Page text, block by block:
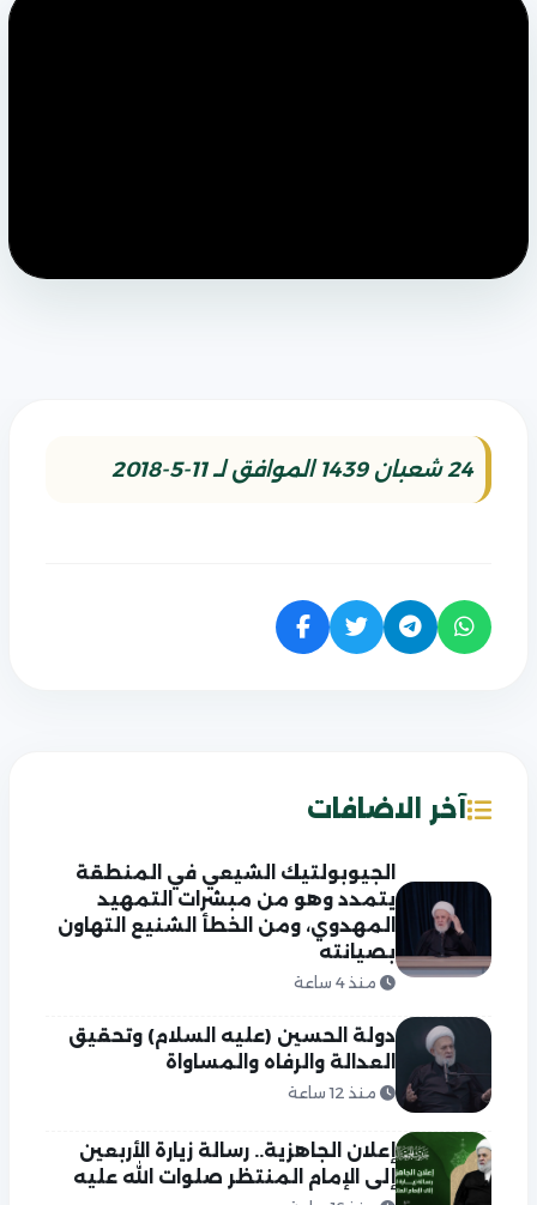
24 شعبان 1439 الموافق لـ 11-5-2018
آخر الاضافات
الجيوبولتيك الشيعي في المنطقة
يتمدد وهو من مبشرات التمهيد
المهدوي، ومن الخطأ الشنيع التهاون
بصيانته
منذ 4 ساعة
دولة الحسين (عليه السلام) وتحقيق
العدالة والرفاه والمساواة
منذ 12 ساعة
إعلان الجاهزية.. رسالة زيارة الأربعين
إلى الإمام المنتظر صلوات الله عليه